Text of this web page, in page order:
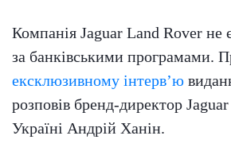
Компанія Jaguar Land Rover не
за банківськими програмами.
ексклюзивному інтерв’ю
розповів бренд-директор
Україні Андрій Ханін.